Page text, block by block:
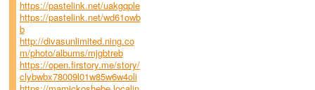
https://pastelink.net/uakgqple
https://pastelink.net/wd61owb
b
http://divasunlimited.ning.co
m/photo/albums/mjgbtreb
https://open.firstory.me/story/
clybwbx78009l01w85w6w4oli